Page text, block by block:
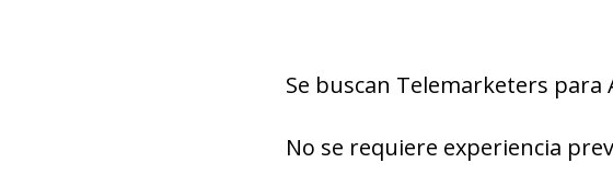
Se buscan Telemarketers para
No se requiere experiencia